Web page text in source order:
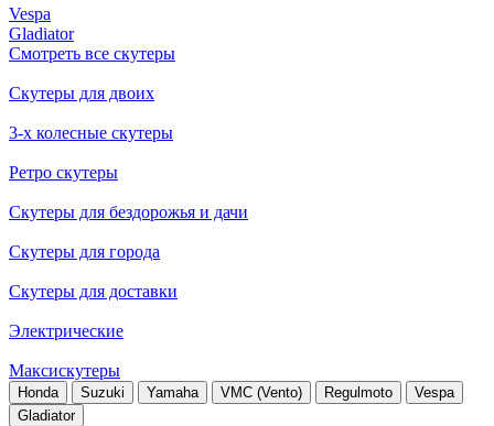
Vespa
Gladiator
Смотреть все скутеры
Скутеры для двоих
3-х колесные скутеры
Ретро скутеры
Скутеры для бездорожья и дачи
Скутеры для города
Скутеры для доставки
Электрические
Максискутеры
Honda Suzuki Yamaha VMC (Vento) Regulmoto
Vespa
Gladiator